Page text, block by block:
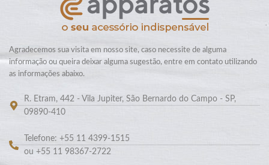
Agradecemos sua visita em nosso site, caso necessite de alguma
informação ou queira deixar alguma sugestão, entre em contato utilizando
as informações abaixo.
R. Etram, 442 - Vila Jupiter, São Bernardo do Campo - SP,
09890-410
Telefone: +55 11 4399-1515
ou +55 11 98367-2722